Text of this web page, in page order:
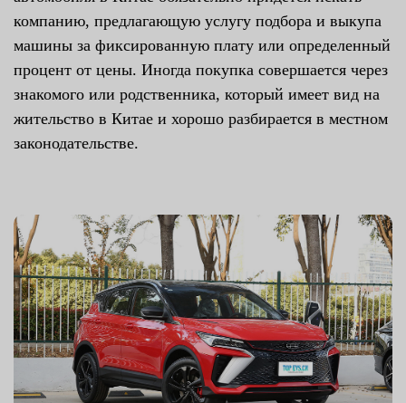
компанию, предлагающую услугу подбора и выкупа
машины за фиксированную плату или определенный
процент от цены. Иногда покупка совершается через
знакомого или родственника, который имеет вид на
жительство в Китае и хорошо разбирается в местном
законодательстве.